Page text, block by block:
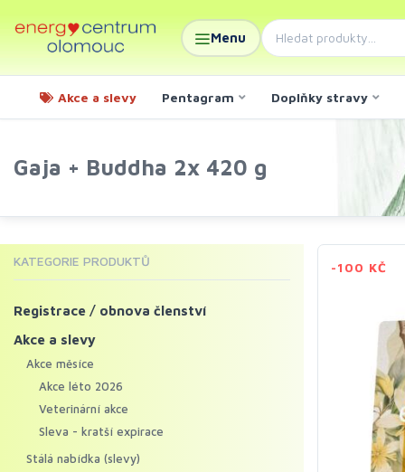
Menu
Akce a slevy Pentagram Doplňky stravy
Gaja + Buddha 2x 420 g
-100 KČ
KATEGORIE PRODUKTŮ
Registrace / obnova členství
Akce a slevy
Akce měsíce
Akce léto 2026
Veterinární akce
Sleva - kratší expirace
Stálá nabídka (slevy)